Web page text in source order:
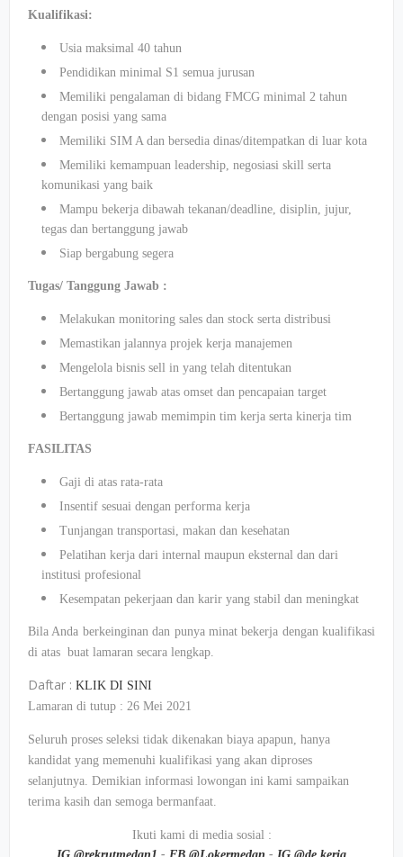
Kualifikasi:
Usia maksimal 40 tahun
Pendidikan minimal S1 semua jurusan
Memiliki pengalaman di bidang FMCG minimal 2 tahun
dengan posisi yang sama
Memiliki SIM A dan bersedia dinas/ditempatkan di luar kota
Memiliki kemampuan leadership, negosiasi skill serta
komunikasi yang baik
Mampu bekerja dibawah tekanan/deadline, disiplin, jujur,
tegas dan bertanggung jawab
Siap bergabung segera
Tugas/ Tanggung Jawab :
Melakukan monitoring sales dan stock serta distribusi
Memastikan jalannya projek kerja manajemen
Mengelola bisnis sell in yang telah ditentukan
Bertanggung jawab atas omset dan pencapaian target
Bertanggung jawab memimpin tim kerja serta kinerja tim
FASILITAS
Gaji di atas rata-rata
Insentif sesuai dengan performa kerja
Tunjangan transportasi, makan dan kesehatan
Pelatihan kerja dari internal maupun eksternal dan dari
institusi profesional
Kesempatan pekerjaan dan karir yang stabil dan meningkat
Bila Anda berkeinginan dan punya minat bekerja dengan kualifikasi
di atas buat lamaran secara lengkap.
Daftar : KLIK DI SINI
Lamaran di tutup : 26 Mei 2021
Seluruh proses seleksi tidak dikenakan biaya apapun, hanya
kandidat yang memenuhi kualifikasi yang akan diproses
selanjutnya. Demikian informasi lowongan ini kami sampaikan
terima kasih dan semoga bermanfaat.
Ikuti kami di media sosial :